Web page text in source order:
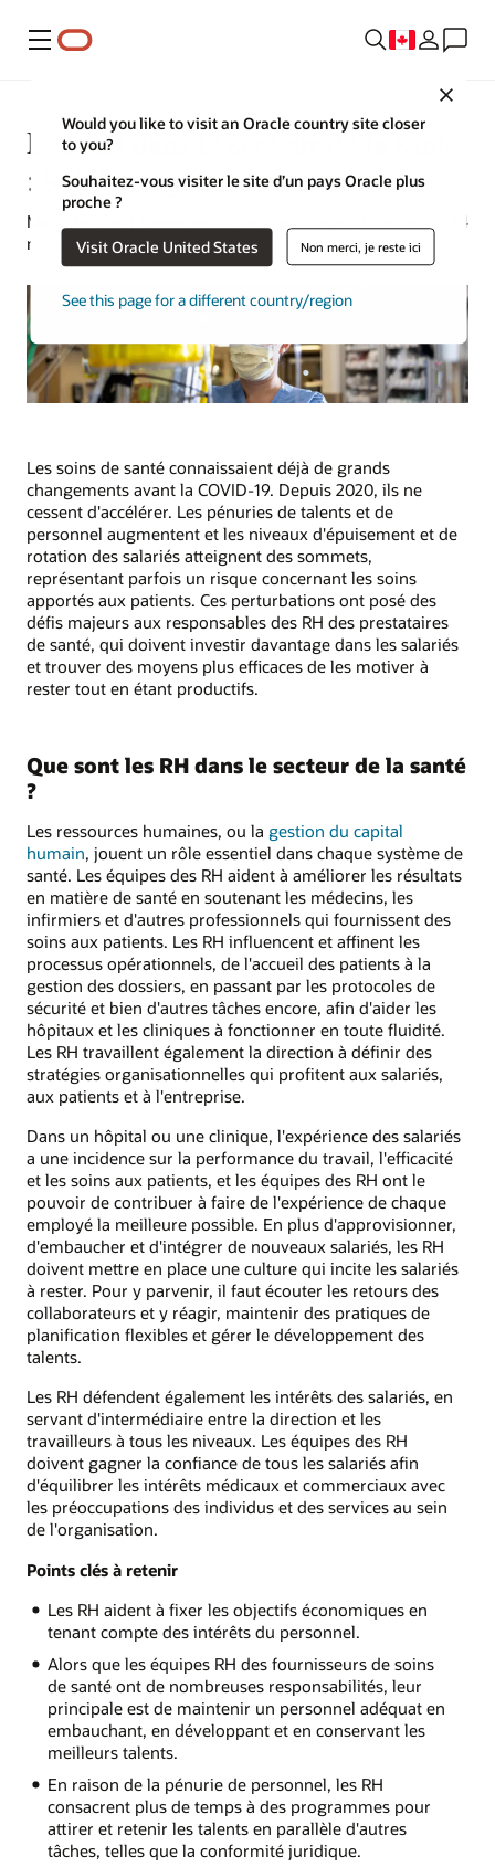
Menu
Would you like to visit an Oracle country site closer
to you?
Souhaitez-vous visiter le site d’un pays Oracle plus
proche ?
Visit Oracle United States Non merci, je reste ici
See this page for a different country/region
Les RH dans le secteur de la santé
: 9 défis majeurs à relever
Mark Jackley | Responsable de la stratégie du contenu | 14
novembre 2024
Les soins de santé connaissaient déjà de grands
changements avant la COVID-19. Depuis 2020, ils ne
cessent d'accélérer. Les pénuries de talents et de
personnel augmentent et les niveaux d'épuisement et de
rotation des salariés atteignent des sommets,
représentant parfois un risque concernant les soins
apportés aux patients. Ces perturbations ont posé des
défis majeurs aux responsables des RH des prestataires
de santé, qui doivent investir davantage dans les salariés
et trouver des moyens plus efficaces de les motiver à
rester tout en étant productifs.
Que sont les RH dans le secteur de la santé
?
Les ressources humaines, ou la gestion du capital
humain, jouent un rôle essentiel dans chaque système de
santé. Les équipes des RH aident à améliorer les résultats
en matière de santé en soutenant les médecins, les
infirmiers et d'autres professionnels qui fournissent des
soins aux patients. Les RH influencent et affinent les
processus opérationnels, de l'accueil des patients à la
gestion des dossiers, en passant par les protocoles de
sécurité et bien d'autres tâches encore, afin d'aider les
hôpitaux et les cliniques à fonctionner en toute fluidité.
Les RH travaillent également la direction à définir des
stratégies organisationnelles qui profitent aux salariés,
aux patients et à l'entreprise.
Dans un hôpital ou une clinique, l'expérience des salariés
a une incidence sur la performance du travail, l'efficacité
et les soins aux patients, et les équipes des RH ont le
pouvoir de contribuer à faire de l'expérience de chaque
employé la meilleure possible. En plus d'approvisionner,
d'embaucher et d'intégrer de nouveaux salariés, les RH
doivent mettre en place une culture qui incite les salariés
à rester. Pour y parvenir, il faut écouter les retours des
collaborateurs et y réagir, maintenir des pratiques de
planification flexibles et gérer le développement des
talents.
Les RH défendent également les intérêts des salariés, en
servant d'intermédiaire entre la direction et les
travailleurs à tous les niveaux. Les équipes des RH
doivent gagner la confiance de tous les salariés afin
d'équilibrer les intérêts médicaux et commerciaux avec
les préoccupations des individus et des services au sein
de l'organisation.
Points clés à retenir
Les RH aident à fixer les objectifs économiques en
tenant compte des intérêts du personnel.
Alors que les équipes RH des fournisseurs de soins
de santé ont de nombreuses responsabilités, leur
principale est de maintenir un personnel adéquat en
embauchant, en développant et en conservant les
meilleurs talents.
En raison de la pénurie de personnel, les RH
consacrent plus de temps à des programmes pour
attirer et retenir les talents en parallèle d'autres
tâches, telles que la conformité juridique.